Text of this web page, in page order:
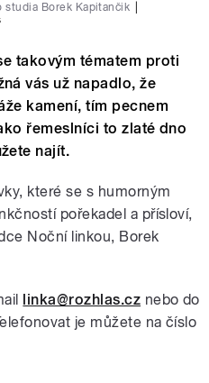
studia Borek Kapitančik
takovým tématem proti
vás už napadlo, že
kamení, tím pecnem
řemeslníci to zlaté dno
najít.
které se s humorným
pořekadel a přísloví,
Noční linkou, Borek
linka@rozhlas.cz nebo do
je můžete na číslo